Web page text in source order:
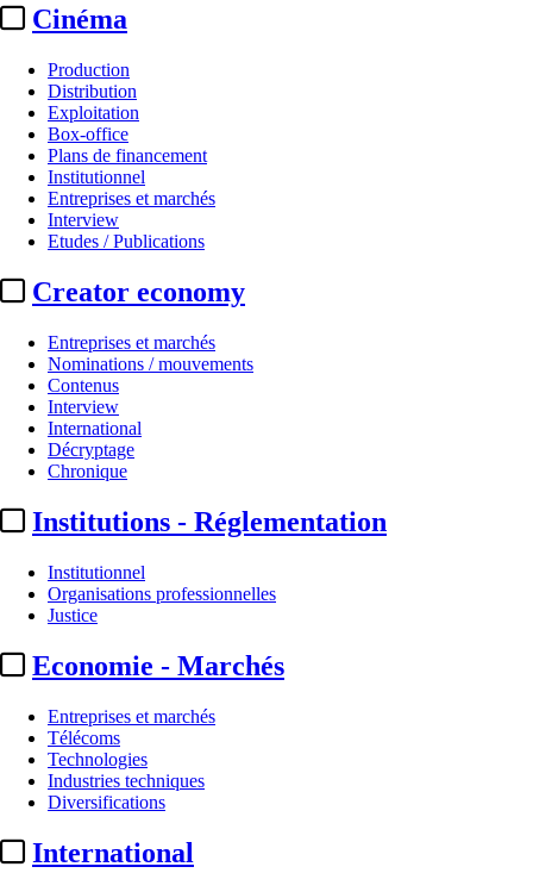
Cinéma
Production
Distribution
Exploitation
Box-office
Plans de financement
Institutionnel
Entreprises et marchés
Interview
Etudes / Publications
Creator economy
Entreprises et marchés
Nominations / mouvements
Contenus
Interview
International
Décryptage
Chronique
Institutions - Réglementation
Institutionnel
Organisations professionnelles
Justice
Economie - Marchés
Entreprises et marchés
Télécoms
Technologies
Industries techniques
Diversifications
International